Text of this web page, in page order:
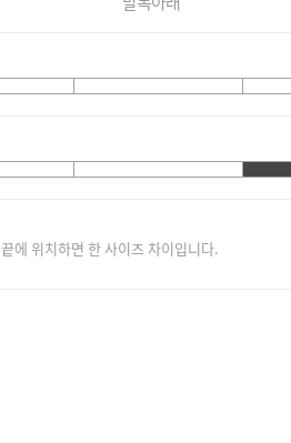
에 위치하면 한 사이즈 차이입니다.